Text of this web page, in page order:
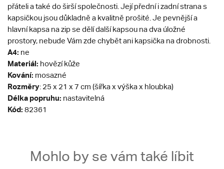
přáteli a také do širší společnosti. Její přední i zadní strana s
kapsičkou jsou důkladně a kvalitně prošité. Je pevnější a
hlavní kapsa na zip se dělí další kapsou na dva úložné
prostory, nebude Vám zde chybět ani kapsička na drobnosti.
A4: ne
Materiál: hovězí kůže
Kování: mosazné
Rozměry: 25 x 21 x 7 cm (šířka x výška x hloubka)
Délka popruhu: nastavitelná
Kód: 82361
Mohlo by se vám také líbit